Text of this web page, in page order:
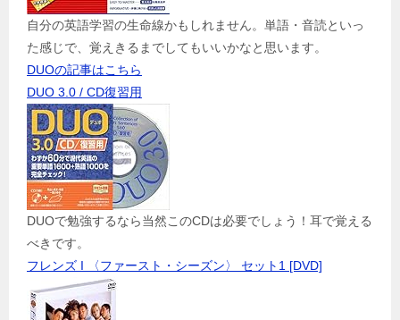
自分の英語学習の生命線かもしれません。単語・音読といっ
た感じで、覚えきるまでしてもいいかなと思います。
DUOの記事はこちら
DUO 3.0 / CD復習用
DUOで勉強するなら当然このCDは必要でしょう！耳で覚える
べきです。
フレンズ I 〈ファースト・シーズン〉 セット1 [DVD]